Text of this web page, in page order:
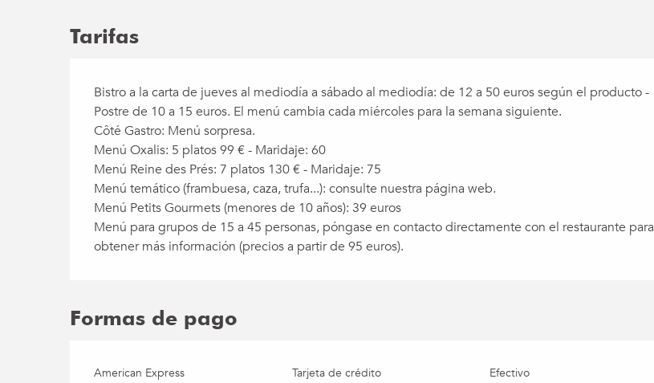
Tarifas
Bistro a la carta de jueves al mediodía a sábado al mediodía: de 12 a 50 euros según el producto -
Postre de 10 a 15 euros. El menú cambia cada miércoles para la semana siguiente.
Côté Gastro: Menú sorpresa.
Menú Oxalis: 5 platos 99 € - Maridaje: 60
Menú Reine des Prés: 7 platos 130 € - Maridaje: 75
Menú temático (frambuesa, caza, trufa...): consulte nuestra página web.
Menú Petits Gourmets (menores de 10 años): 39 euros
Menú para grupos de 15 a 45 personas, póngase en contacto directamente con el restaurante para
obtener más información (precios a partir de 95 euros).
Formas de pago
American Express Tarjeta de crédito Efectivo